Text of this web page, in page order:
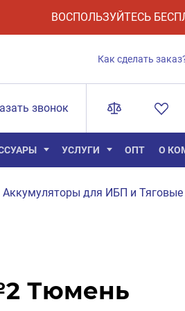
ВОСПОЛЬЗУЙТЕСЬ
Как сделать
звонок
УСЛУГИ ОПТ О
Аккумуляторы для ИБП и Тяговые
Тюмень